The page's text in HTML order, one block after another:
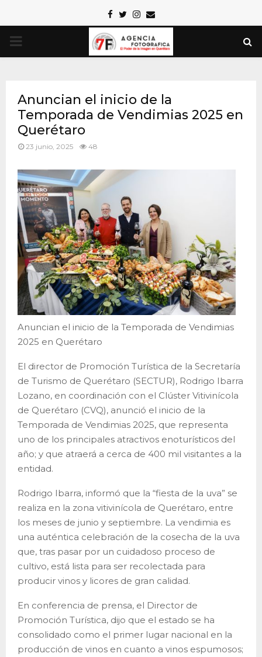
Facebook
TwitterInstagram
Email
PRIMARY
Anuncian el inicio de la
Temporada de Vendimias 2025 en
Querétaro
23 junio, 2025 48
Anuncian el inicio de la Temporada de Vendimias
2025 en Querétaro
El director de Promoción Turística de la Secretaría
de Turismo de Querétaro (SECTUR), Rodrigo Ibarra
Lozano, en coordinación con el Clúster Vitivinícola
de Querétaro (CVQ), anunció el inicio de la
Temporada de Vendimias 2025, que representa
uno de los principales atractivos enoturísticos del
año; y que atraerá a cerca de 400 mil visitantes a la
entidad.
Rodrigo Ibarra, informó que la “fiesta de la uva” se
realiza en la zona vitivinícola de Querétaro, entre
los meses de junio y septiembre. La vendimia es
una auténtica celebración de la cosecha de la uva
que, tras pasar por un cuidadoso proceso de
cultivo, está lista para ser recolectada para
producir vinos y licores de gran calidad.
En conferencia de prensa, el Director de
Promoción Turística, dijo que el estado se ha
consolidado como el primer lugar nacional en la
producción de vinos en cuanto a vinos espumosos;